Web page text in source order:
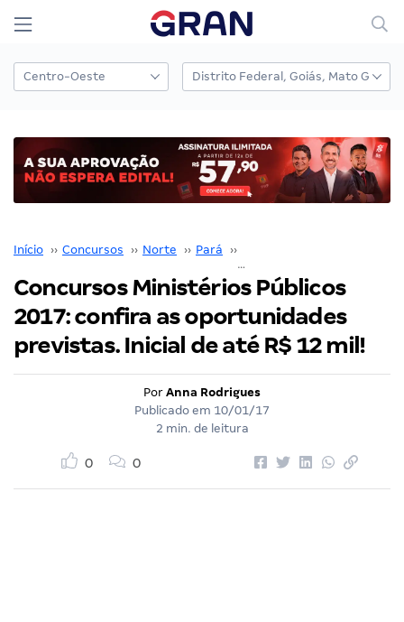
Início ›› Concursos ›› Norte ›› Pará ››
Concursos Ministérios Públicos
2017: confira as oportunidades
previstas. Inicial de até R$ 12 mil!
Por Anna Rodrigues
Publicado em 10/01/17
2 min. de leitura
0 0